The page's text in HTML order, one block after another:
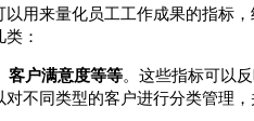
用来量化员工工作成果的指标
：
客户满意度等等。这些指标可以
不同类型的客户进行分类管理